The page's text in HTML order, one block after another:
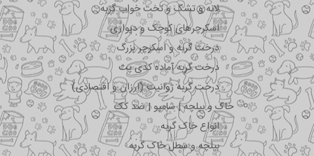
لانه و تشک و تخت خواب گربه
اسکرچرهای کوچک و دیواری
درخت گربه و اسکرچر بزرگ
درخت گربه آماده کدی پت
درخت گربه ژوانیت (ارزان و اقتصادی)
خاک و بیلچه | شامپو | ضد کک
انواع خاک گربه
بیلچه و سطل خاک گربه